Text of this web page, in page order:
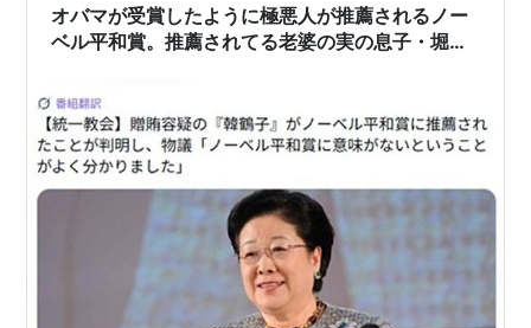
オバマが受賞したように極悪人が推薦されるノー
ベル平和賞。推薦されてる老婆の実の息子・堀江
弥は極悪人に変貌したからノーベル賞を受賞した
のか、変貌しなかった方は自殺に見せかけて殺さ
れた。Ｙ中は筋肉が骨になる遺伝子異常の治療に
取り組むと言っておいて海外へ若返りの研究に走
った。習は露・北のトップとの会話で150年生き
られると。若い臓器に入れ替えての延命。それで
若い人の行方不明が多いと。